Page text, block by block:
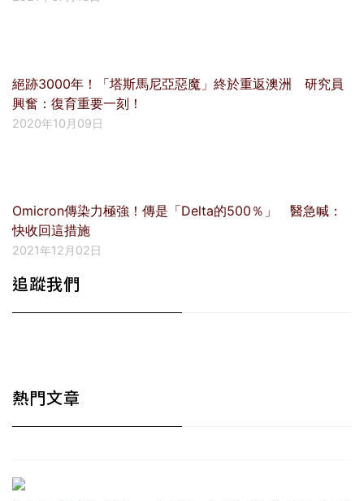
絕跡3000年！「塔斯馬尼亞惡魔」終於重返澳洲 研究員
興奮：復育重要一刻！
2020年10月09日
Omicron傳染力極強！傳是「Delta的500％」 醫急喊：
快收回這措施
2021年12月02日
追蹤我們
熱門文章